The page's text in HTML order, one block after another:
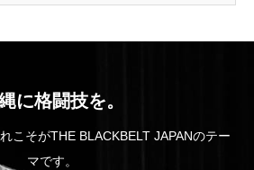
に格闘技を。
こそがTHE BLACKBELT JAPANのテー
マです。